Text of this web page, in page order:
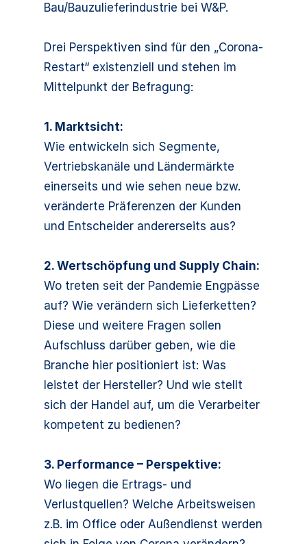
Bau/Bauzulieferindustrie bei W&P.
Drei Perspektiven sind für den „Corona-
Restart“ existenziell und stehen im
Mittelpunkt der Befragung:
1. Marktsicht:
Wie entwickeln sich Segmente,
Vertriebskanäle und Ländermärkte
einerseits und wie sehen neue bzw.
veränderte Präferenzen der Kunden
und Entscheider andererseits aus?
2. Wertschöpfung und Supply Chain:
Wo treten seit der Pandemie Engpässe
auf? Wie verändern sich Lieferketten?
Diese und weitere Fragen sollen
Aufschluss darüber geben, wie die
Branche hier positioniert ist: Was
leistet der Hersteller? Und wie stellt
sich der Handel auf, um die Verarbeiter
kompetent zu bedienen?
3. Performance – Perspektive:
Wo liegen die Ertrags- und
Verlustquellen? Welche Arbeitsweisen
z.B. im Office oder Außendienst werden